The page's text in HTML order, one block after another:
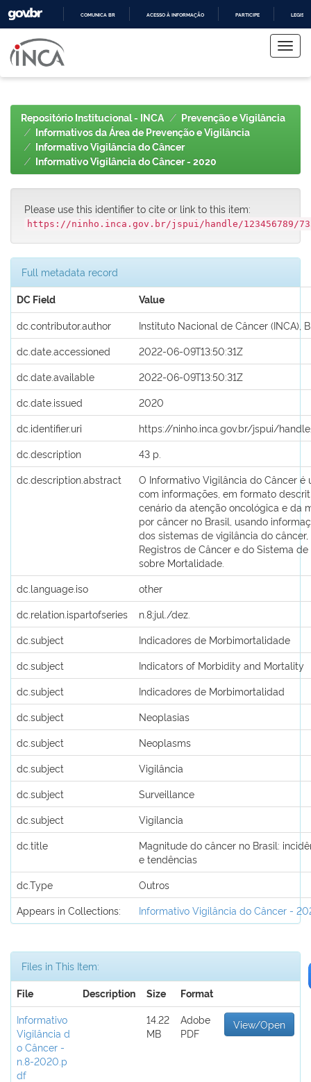
COMUNICA BR ACESSO À INFORMAÇÃO PARTICIPE
navigation
Repositório Institucional - INCA
Prevenção e Vigilância
Informativos da Área de Prevenção e Vigilância
Informativo Vigilância do Câncer
Informativo Vigilância do Câncer - 2020
Please use this identifier to cite or link to this item:
https://ninho.inca.gov.br/jspui/handle/123456789/
Full metadata record
DC Field Value
dc.contributor.author
Instituto Nacional de Câncer (INCA),
dc.date.accessioned
2022-06-09T13:50:31Z
dc.date.available
2022-06-09T13:50:31Z
dc.date.issued
2020
dc.identifier.uri
https://ninho.inca.gov.br/jspui/
dc.description
43 p.
dc.description.abstract
O Informativo Vigilância do Câncer é
com informações, em formato
cenário da atenção oncológica e da
por câncer no Brasil, usando
dos sistemas de vigilância do
Registros de Câncer e do Sistema
sobre Mortalidade.
dc.language.iso
other
dc.relation.ispartofseries
n.8;jul./dez.
dc.subject
Indicadores de Morbimortalidade
dc.subject
Indicators of Morbidity and Mortality
dc.subject
Indicadores de Morbimortalidad
dc.subject
Neoplasias
dc.subject
Neoplasms
dc.subject
Vigilância
dc.subject
Surveillance
dc.subject
Vigilancia
dc.title
Magnitude do câncer no Brasil:
e tendências
dc.Type
Outros
Appears in Collections:
Informativo Vigilância do Câncer -
Files in This Item:
File Description Size Format
Informativo
Vigilância d
o Câncer -
n.8-2020.p
df
14.22
MB
Adobe
PDF
View/Open